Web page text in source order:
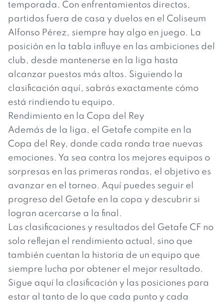
temporada. Con enfrentamientos directos,
partidos fuera de casa y duelos en el Coliseum
Alfonso Pérez, siempre hay algo en juego. La
posición en la tabla influye en las ambiciones del
club, desde mantenerse en la liga hasta
alcanzar puestos más altos. Siguiendo la
clasificación aquí, sabrás exactamente cómo
está rindiendo tu equipo.
Rendimiento en la Copa del Rey
Además de la liga, el Getafe compite en la
Copa del Rey, donde cada ronda trae nuevas
emociones. Ya sea contra los mejores equipos o
sorpresas en las primeras rondas, el objetivo es
avanzar en el torneo. Aquí puedes seguir el
progreso del Getafe en la copa y descubrir si
logran acercarse a la final.
Las clasificaciones y resultados del Getafe CF no
solo reflejan el rendimiento actual, sino que
también cuentan la historia de un equipo que
siempre lucha por obtener el mejor resultado.
Sigue aquí la clasificación y las posiciones para
estar al tanto de lo que cada punto y cada